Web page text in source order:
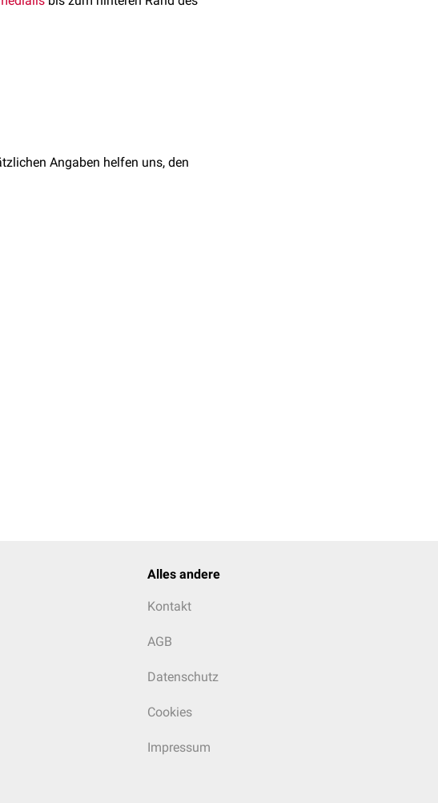
Angaben helfen uns, den
Alles andere
Kontakt
AGB
Datenschutz
Cookies
Impressum